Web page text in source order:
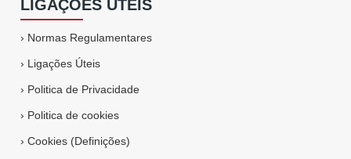
LIGAÇÕES ÚTEIS
› Normas Regulamentares
› Ligações Úteis
› Politica de Privacidade
› Politica de cookies
›Cookies (Definições)